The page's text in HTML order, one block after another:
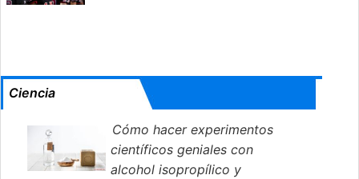
Ciencia
Cómo hacer experimentos
científicos geniales con
alcohol isopropílico y